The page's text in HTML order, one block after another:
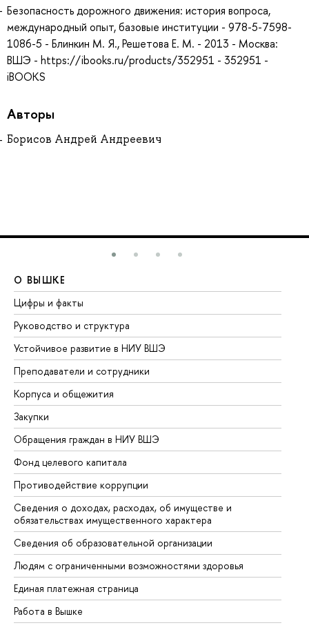
Безопасность дорожного движения: история вопроса,
международный опыт, базовые институции - 978-5-7598-
1086-5 - Блинкин М. Я., Решетова Е. М. - 2013 - Москва:
ВШЭ - https://ibooks.ru/products/352951 - 352951 -
iBOOKS
Авторы
Борисов Андрей Андреевич
О ВЫШКЕ
Цифры и факты
Руководство и структура
Устойчивое развитие в НИУ ВШЭ
Преподаватели и сотрудники
Корпуса и общежития
Закупки
Обращения граждан в НИУ ВШЭ
Фонд целевого капитала
Противодействие коррупции
Сведения о доходах, расходах, об имуществе и
обязательствах имущественного характера
Сведения об образовательной организации
Людям с ограниченными возможностями здоровья
Единая платежная страница
Работа в Вышке